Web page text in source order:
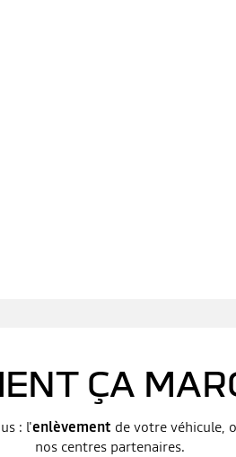
ÇA
: l'enlèvement de votre véhicule,
nos centres partenaires.